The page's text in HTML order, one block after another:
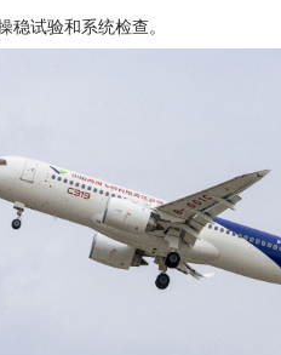
稳试验和系统检查。